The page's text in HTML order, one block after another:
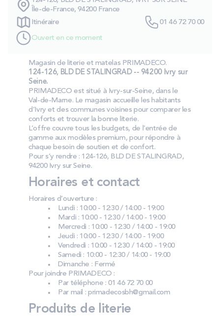
PROMOS
Technologie bultex
Nos engagements
Storelocator
Contact
Mon compte
Île-de-France, 94200 France
Itinéraire
01 46 72 70 00
Ouvert en ce moment
Magasin de literie et matelas PRIMADECO.
124-126, BLD DE STALINGRAD -- 94200 Ivry sur
Seine.
PRIMADECO est situé à Ivry‑sur‑Seine, dans le
Val‑de‑Marne. Le magasin accueille les habitants
d’Ivry et des communes voisines pour comparer les
conforts et trouver la bonne literie.
L’offre couvre tous les budgets, de l’entrée de
gamme aux modèles premium, pour répondre à
chaque besoin de soutien et de confort.
Pour s’y rendre : 124-126, BLD DE STALINGRAD,
94200 Ivry sur Seine.
Horaires et contact
Horaires d’ouverture :
Lundi : 10:00 - 12:30 / 14:00 - 19:00
Mardi : 10:00 - 12:30 / 14:00 - 19:00
Mercredi : 10:00 - 12:30 / 14:00 - 19:00
Jeudi : 10:00 - 12:30 / 14:00 - 19:00
Vendredi : 10:00 - 12:30 / 14:00 - 19:00
Samedi : 10:00 - 12:30 / 14:00 - 19:00
Dimanche : Fermé
Pour joindre PRIMADECO :
Par téléphone : 01 46 72 70 00
Par mail : primadecosbh@gmail.com
Produits de literie